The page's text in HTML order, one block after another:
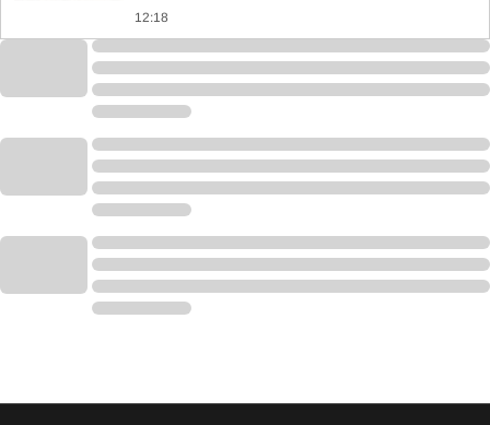
12:18